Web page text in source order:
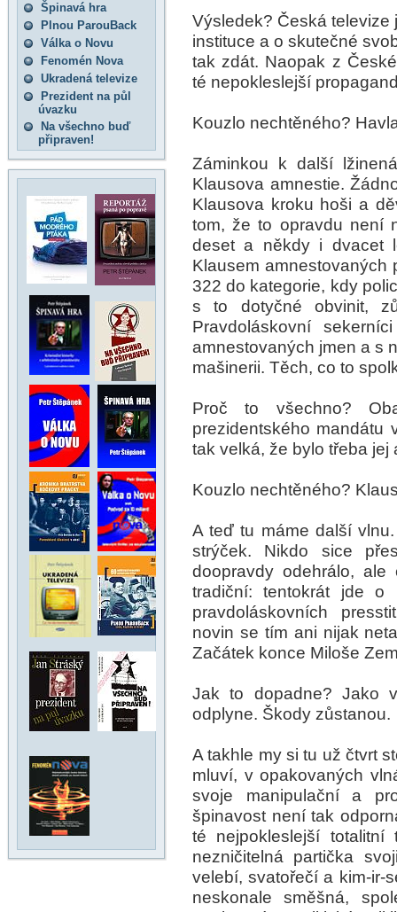
Špinavá hra
Plnou ParouBack
Válka o Novu
Fenomén Nova
Ukradená televize
Prezident na půl
úvazku
Na všechno buď
připraven!
Výsledek? Česká
instituce a o skutečné
tak zdát. Naopak z
té nepokleslejší
Kouzlo nechtěného?
Záminkou k další
Klausova amnestie.
Klausova kroku hoši a
tom, že to opravdu není
deset a někdy i dvacet
Klausem amnestovaných
322 do kategorie, kdy
s to dotyčné obvinit,
Pravdoláskovní
amnestovaných jmen a s
mašinerii. Těch, co to
Proč to všechno?
prezidentského mandátu
tak velká, že bylo třeba jej
Kouzlo nechtěného?
A teď tu máme další
strýček. Nikdo sice
doopravdy odehrálo,
tradiční: tentokrát jde o
pravdoláskovních
novin se tím ani nijak
Začátek konce Miloše
Jak to dopadne? Jako
odplyne. Škody zůstanou.
A takhle my si tu už čtvrt
mluví, v opakovaných
svoje manipulační a
špinavost není tak
té nejpokleslejší totalitní
nezničitelná partička
velebí, svatořečí a kim-ir-
neskonale směšná,